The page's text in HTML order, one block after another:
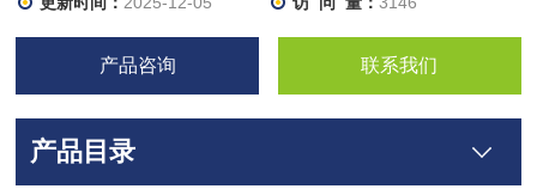
主轴头形式D11
主轴孔前端锥度公制120 1:20
主轴通孔直径mm105
产品咨询 联系我们
产品目录